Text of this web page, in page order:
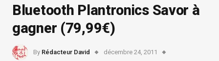
Bluetooth Plantronics Savor à
gagner (79,99€)
By Rédacteur David
décembre 24, 2011